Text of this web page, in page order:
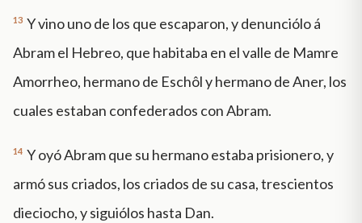
13 Y vino uno de los que escaparon, y denunciólo á
Abram el Hebreo, que habitaba en el valle de Mamre
Amorrheo, hermano de Eschôl y hermano de Aner, los
cuales estaban confederados con Abram.
14 Y oyó Abram que su hermano estaba prisionero, y
armó sus criados, los criados de su casa, trescientos
dieciocho, y siguiólos hasta Dan.